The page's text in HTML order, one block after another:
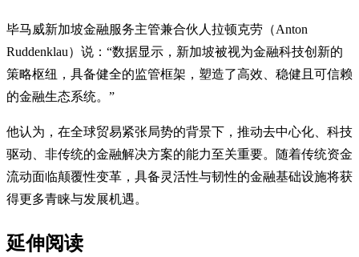
毕马威新加坡金融服务主管兼合伙人拉顿克劳（Anton
Ruddenklau）说：“数据显示，新加坡被视为金融科技创新的
策略枢纽，具备健全的监管框架，塑造了高效、稳健且可信赖
的金融生态系统。”
他认为，在全球贸易紧张局势的背景下，推动去中心化、科技
驱动、非传统的金融解决方案的能力至关重要。随着传统资金
流动面临颠覆性变革，具备灵活性与韧性的金融基础设施将获
得更多青睐与发展机遇。
延伸阅读